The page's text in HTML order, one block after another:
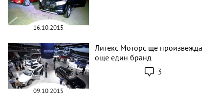
16.10.2015
09.10.2015
Литекс Моторс ще произвежда
още един бранд
3